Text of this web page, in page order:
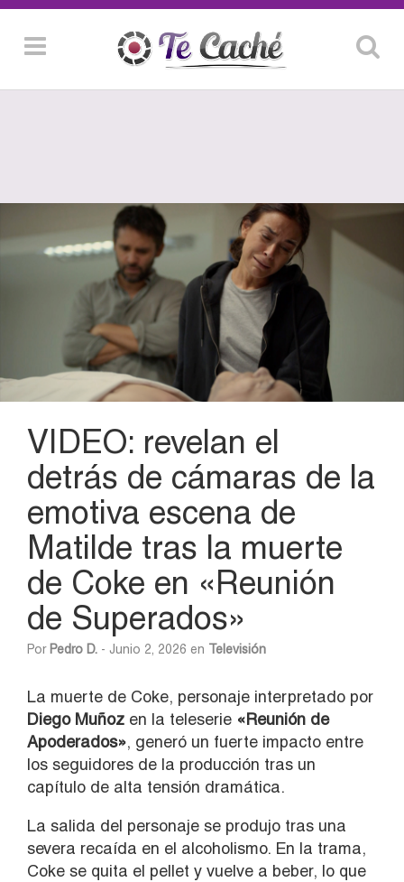
VIDEO: revelan el
detrás de cámaras de la
emotiva escena de
Matilde tras la muerte
de Coke en «Reunión
de Superados»
Por Pedro D. - Junio 2, 2026 en Televisión
La muerte de Coke, personaje interpretado por
Diego Muñoz en la teleserie «Reunión de
Apoderados», generó un fuerte impacto entre
los seguidores de la producción tras un
capítulo de alta tensión dramática.
La salida del personaje se produjo tras una
severa recaída en el alcoholismo. En la trama,
Coke se quita el pellet y vuelve a beber, lo que